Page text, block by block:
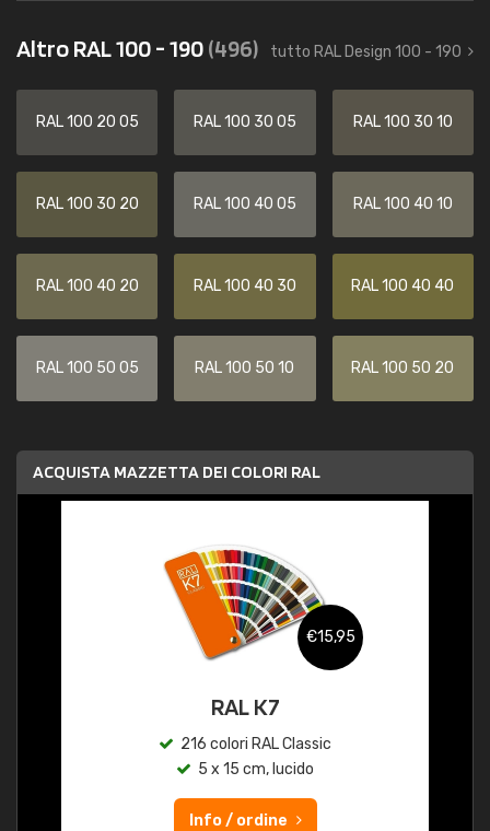
Altro RAL 100 - 190(496) tutto RAL Design 100 - 190
RAL 100 20 05 RAL 100 30 05 RAL 100 30 10
RAL 100 30 20 RAL 100 40 05 RAL 100 40 10
RAL 100 40 20 RAL 100 40 30 RAL 100 40 40
RAL 100 50 05 RAL 100 50 10 RAL 100 50 20
ACQUISTA MAZZETTA DEI COLORI RAL
€15,95
RAL K7
216 colori RAL Classic
5 x 15 cm, lucido
Info / ordine